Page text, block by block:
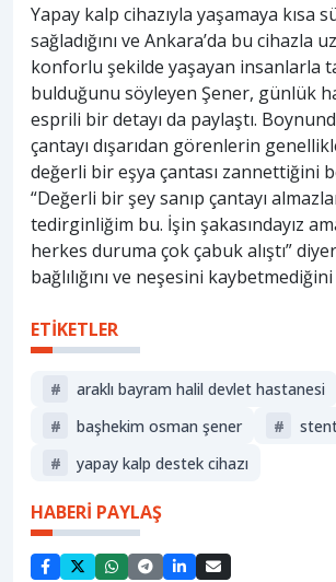
Yapay kalp cihazıyla yaşamaya kısa
sağladığını ve Ankara’da bu cihazla
konforlu şekilde yaşayan insanlarla
bulduğunu söyleyen Şener, günlük
esprili bir detayı da paylaştı.
çantayı dışarıdan görenlerin
değerli bir eşya çantası zannettiğini
“Değerli bir şey sanıp çantayı
tedirginliğim bu. İşin şakasındayız
herkes duruma çok çabuk alıştı”
bağlılığını ve neşesini
ETİKETLER
#
araklı bayram halil devlet hastanesi
#
başhekim osman şener #
stent
#
yapay kalp destek cihazı
HABERİ PAYLAŞ